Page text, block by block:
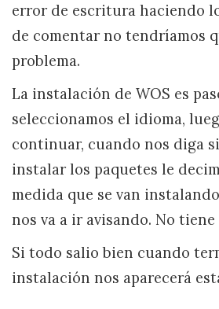
error de escritura haciendo
de comentar no tendríamos
problema.
La instalación de WOS es
seleccionamos el idioma,
continuar, cuando nos diga
instalar los paquetes le
medida que se van
nos va a ir avisando. No
Si todo salio bien cuando
instalación nos aparecerá